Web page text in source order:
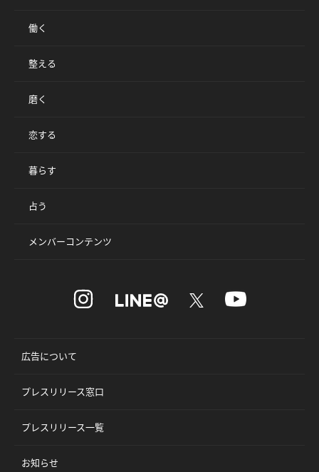
働く
整える
磨く
恋する
暮らす
占う
メンバーコンテンツ
広告について
プレスリリース窓口
プレスリリース一覧
お知らせ